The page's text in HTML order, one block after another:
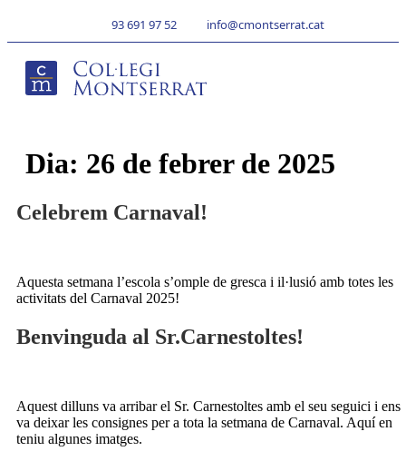
93 691 97 52 info@cmontserrat.cat
Dia: 26 de febrer de 2025
Celebrem Carnaval!
Aquesta setmana l’escola s’omple de gresca i il·lusió amb totes les
activitats del Carnaval 2025!
Benvinguda al Sr.Carnestoltes!
Aquest dilluns va arribar el Sr. Carnestoltes amb el seu seguici i ens
va deixar les consignes per a tota la setmana de Carnaval. Aquí en
teniu algunes imatges.